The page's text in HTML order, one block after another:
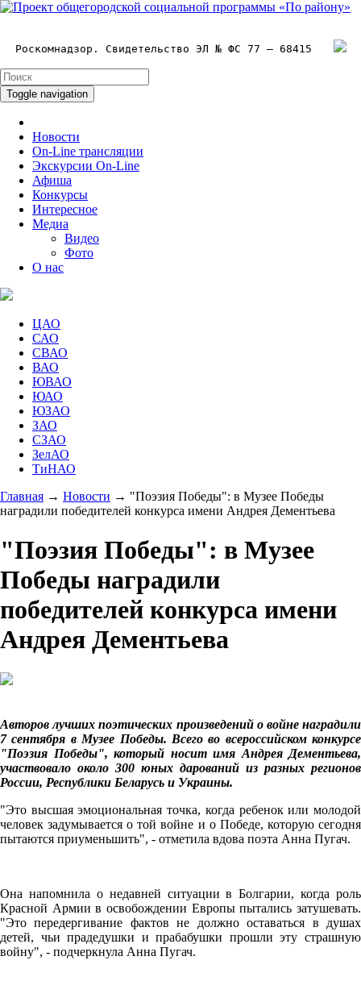
Роскомнадзор. Свидетельство ЭЛ № ФС 77 – 68415
Toggle navigation
Новости
On-Line трансляции
Экскурсии On-Line
Афиша
Конкурсы
Интересное
Медиа
Видео
Фото
О нас
ЦАО
САО
СВАО
ВАО
ЮВАО
ЮАО
ЮЗАО
ЗАО
СЗАО
ЗелАО
ТиНАО
Главная → Новости → "Поэзия Победы": в Музее Победы
наградили победителей конкурса имени Андрея Дементьева
"Поэзия Победы": в Музее
Победы наградили
победителей конкурса имени
Андрея Дементьева
Авторов лучших поэтических произведений о войне наградили
7 сентября в Музее Победы. Всего во всероссийском конкурсе
"Поэзия Победы", который носит имя Андрея Дементьева,
участвовало около 300 юных дарований из разных регионов
России, Республики Беларусь и Украины.
"Это высшая эмоциональная точка, когда ребенок или молодой
человек задумывается о той войне и о Победе, которую сегодня
пытаются приуменьшить", - отметила вдова поэта Анна Пугач.
Она напомнила о недавней ситуации в Болгарии, когда роль
Красной Армии в освобождении Европы пытались затушевать.
"Это передергивание фактов не должно оставаться в душах
детей, чьи прадедушки и прабабушки прошли эту страшную
войну", - подчеркнула Анна Пугач.